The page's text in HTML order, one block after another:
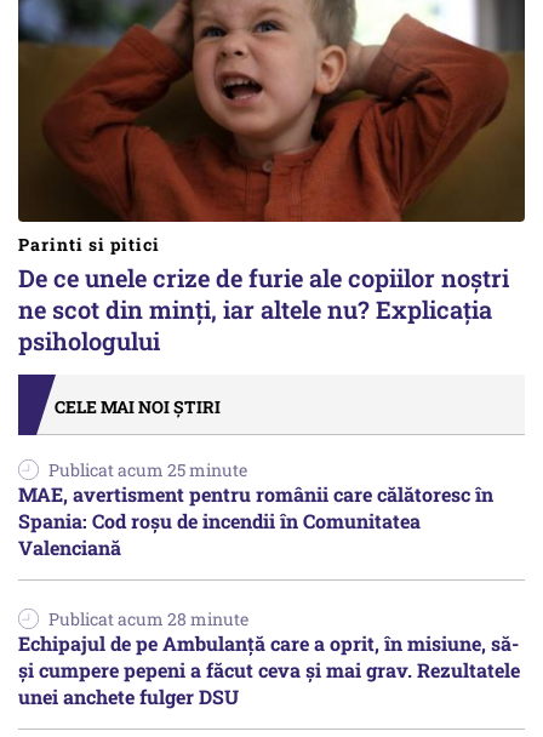
Parinti si pitici
De ce unele crize de furie ale copiilor noștri
ne scot din minți, iar altele nu? Explicația
psihologului
CELE MAI NOI ȘTIRI
Publicat acum 25 minute
MAE, avertisment pentru românii care călătoresc în
Spania: Cod roșu de incendii în Comunitatea
Valenciană
Publicat acum 28 minute
Echipajul de pe Ambulanță care a oprit, în misiune, să-
și cumpere pepeni a făcut ceva și mai grav. Rezultatele
unei anchete fulger DSU